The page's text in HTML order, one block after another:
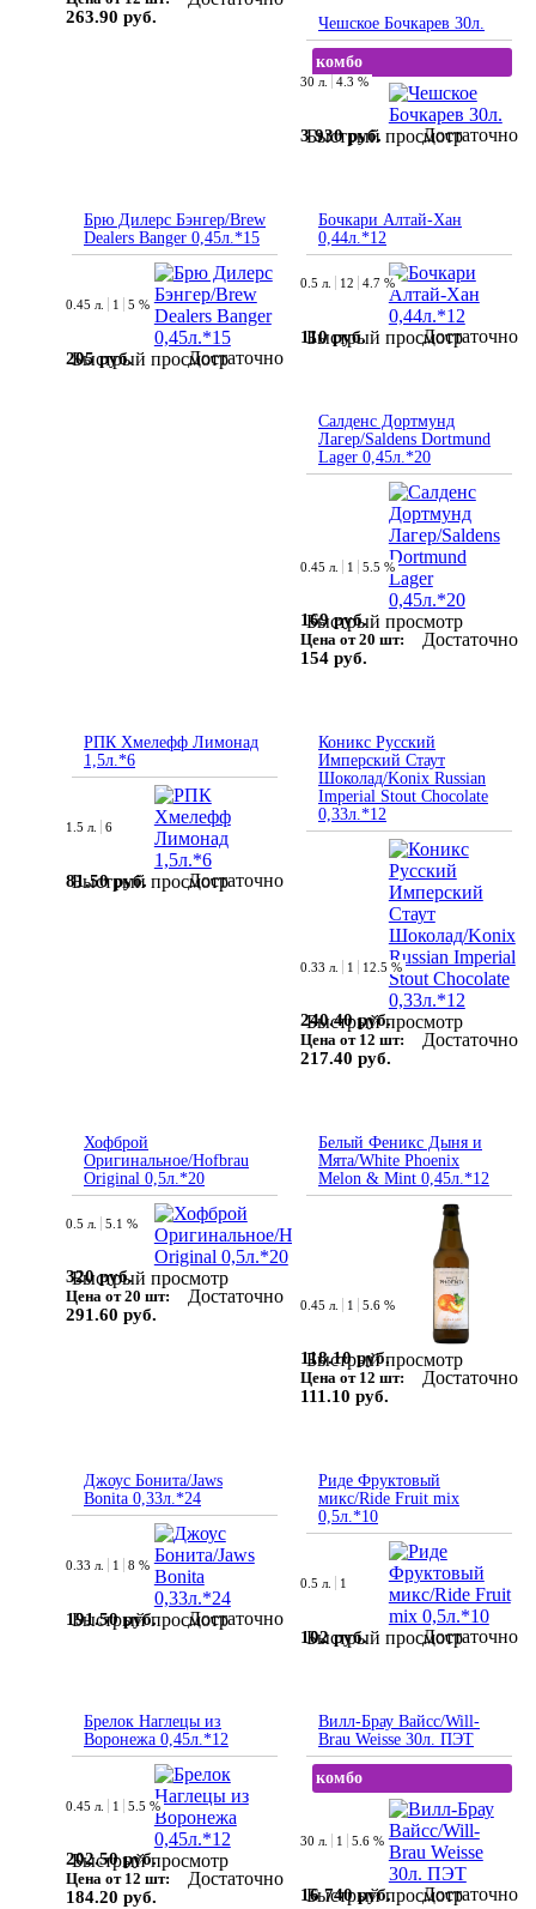
263.90 руб. Чешское Бочкарев 30л.
комбо
Быстрый просмотр
30 л. 4.3 %
3 930 руб. Достаточно
Брю Дилерс Бэнгер/Brew
Dealers Banger 0,45л.*15
Быстрый просмотр
0.45 л. 1 5 %
205 руб. Достаточно
Бочкари Алтай-Хан
0,44л.*12
Быстрый просмотр
0.5 л. 12 4.7 %
110 руб. Достаточно
Салденс Дортмунд
Лагер/Saldens Dortmund
Lager 0,45л.*20
Быстрый просмотр
0.45 л. 1 5.5 %
169 руб.
Цена от 20 шт:
154 руб.
Достаточно
РПК Хмелефф Лимонад
1,5л.*6
Быстрый просмотр
1.5 л. 6
81.50 руб. Достаточно
Коникс Русский
Имперский Стаут
Шоколад/Konix Russian
Imperial Stout Chocolate
0,33л.*12
Быстрый просмотр
0.33 л. 1 12.5 %
240.40 руб.
Цена от 12 шт:
217.40 руб.
Достаточно
Хофброй
Оригинальное/Hofbrau
Original 0,5л.*20
Быстрый просмотр
0.5 л. 5.1 %
320 руб.
Цена от 20 шт:
291.60 руб.
Достаточно
Белый Феникс Дыня и
Мята/White Phoenix
Melon & Mint 0,45л.*12
Быстрый просмотр
0.45 л. 1 5.6 %
118.10 руб.
Цена от 12 шт:
111.10 руб.
Достаточно
Джоус Бонита/Jaws
Bonita 0,33л.*24
Быстрый просмотр
0.33 л. 1 8 %
191.50 руб. Достаточно
Риде Фруктовый
микс/Ride Fruit mix
0,5л.*10
Быстрый просмотр
0.5 л. 1
102 руб. Достаточно
Брелок Наглецы из
Воронежа 0,45л.*12
Быстрый просмотр
0.45 л. 1 5.5 %
202.50 руб.
Цена от 12 шт:
184.20 руб.
Достаточно
Вилл-Брау Вайсс/Will-
Brau Weisse 30л. ПЭТ
комбо
Быстрый просмотр
30 л. 1 5.6 %
16 740 руб. Достаточно